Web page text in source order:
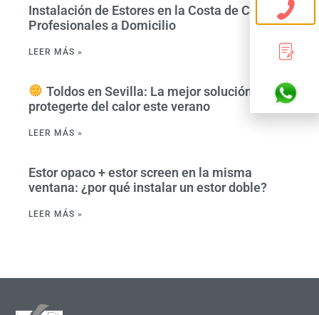
Instalación de Estores en la Costa de Cádiz –
Profesionales a Domicilio
LEER MÁS »
Toldos en Sevilla: La mejor solución para
protegerte del calor este verano
LEER MÁS »
Estor opaco + estor screen en la misma
ventana: ¿por qué instalar un estor doble?
LEER MÁS »